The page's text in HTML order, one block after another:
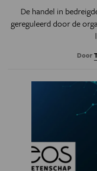
De handel in
gereguleerd door de
Door